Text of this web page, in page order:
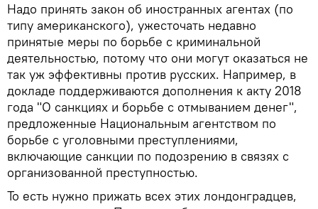
Надо принять закон об иностранных агентах (по
типу американского), ужесточать недавно
принятые меры по борьбе с криминальной
деятельностью, потому что они могут оказаться не
так уж эффективны против русских. Например, в
докладе поддерживаются дополнения к акту 2018
года "О санкциях и борьбе с отмыванием денег",
предложенные Национальным агентством по
борьбе с уголовными преступлениями,
включающие санкции по подозрению в связях с
организованной преступностью.
То есть нужно прижать всех этих лондонградцев,